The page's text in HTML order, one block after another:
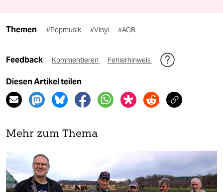
Themen #Popmusik #Vinyl #AGB
Feedback Kommentieren Fehlerhinweis
Diesen Artikel teilen
Mehr zum Thema